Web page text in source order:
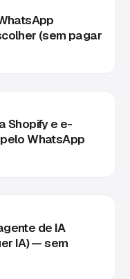
(sem pagar
Shopify e e-
WhatsApp
de IA
IA) — sem